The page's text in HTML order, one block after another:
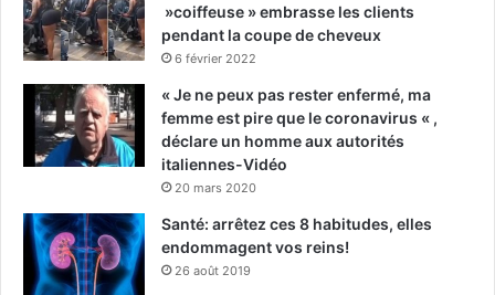
»coiffeuse » embrasse les clients
pendant la coupe de cheveux
6 février 2022
« Je ne peux pas rester enfermé, ma
femme est pire que le coronavirus « ,
déclare un homme aux autorités
italiennes-Vidéo
20 mars 2020
Santé: arrêtez ces 8 habitudes, elles
endommagent vos reins!
26 août 2019